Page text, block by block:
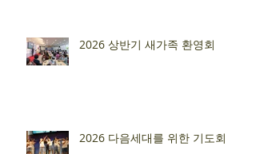
2026 상반기 새가족 환영회
2026 다음세대를 위한 기도회